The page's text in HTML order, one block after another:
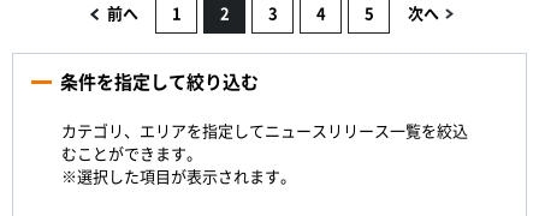
前へ 1 2 3 4 5 次へ
条件を指定して絞り込む
カテゴリ、エリアを指定してニュースリリース一覧を絞込
むことができます。
※選択した項目が表示されます。